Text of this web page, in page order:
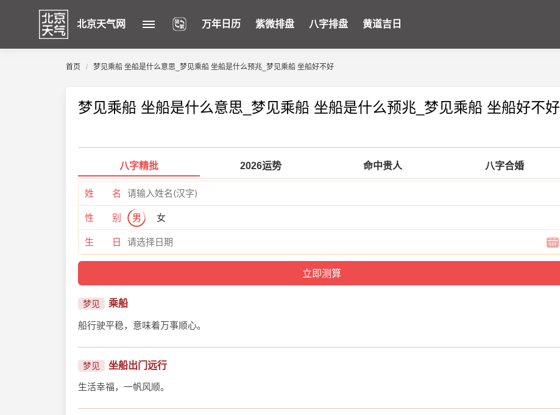
北京天气网 万年日历 紫微排盘 八字排盘 黄道吉日
首页 梦见乘船 坐船是什么意思_梦见乘船 坐船是什么预兆_梦见乘船 坐船好不好
梦见乘船 坐船是什么意思_梦见乘船 坐船是什么预兆_梦见乘船 坐船好不好
八字精批 2026运势 命中贵人 八字合婚
姓 名
性 别 男 女
生 日
梦见 乘船
船行驶平稳，意味着万事顺心。
梦见 坐船出门远行
生活幸福，一帆风顺。